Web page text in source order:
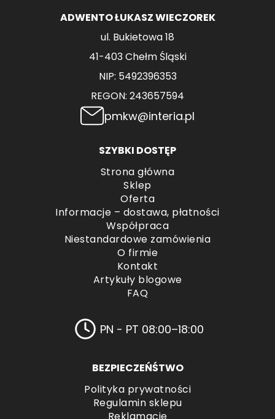
ADWENTO ŁUKASZ WIECZOREK
ul. Bukietowa 18
41-403 Chełm Śląski
NIP: 5492396353
REGON: 243657594
pmkw@interia.pl
SZYBKI DOSTĘP
Strona główna
Sklep
Oferta
Informacje – dostawa, płatności
Współpraca
Niestandardowe zamówienia
O firmie
Kontakt
Artykuły blogowe
FAQ
PN - PT 08:00–18:00
BEZPIECZEŃŚTWO
Polityka prywatności
Regulamin sklepu